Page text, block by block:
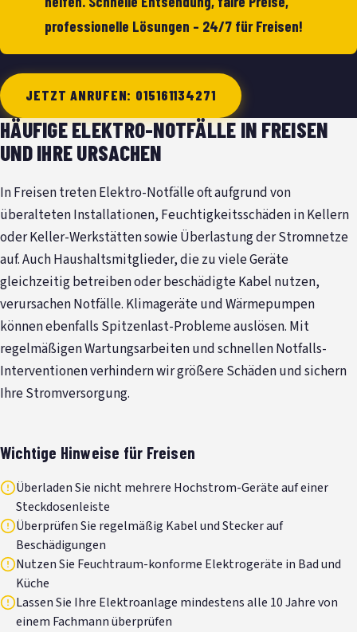
professionelle Lösungen – 24/7 für Freisen!
JETZT ANRUFEN: 015161134271
HÄUFIGE ELEKTRO-NOTFÄLLE IN FREISEN
UND IHRE URSACHEN
In Freisen treten Elektro-Notfälle oft aufgrund von
überalteten Installationen, Feuchtigkeitsschäden in Kellern
oder Keller-Werkstätten sowie Überlastung der Stromnetze
auf. Auch Haushaltsmitglieder, die zu viele Geräte
gleichzeitig betreiben oder beschädigte Kabel nutzen,
verursachen Notfälle. Klimageräte und Wärmepumpen
können ebenfalls Spitzenlast-Probleme auslösen. Mit
regelmäßigen Wartungsarbeiten und schnellen Notfalls-
Interventionen verhindern wir größere Schäden und sichern
Ihre Stromversorgung.
Wichtige Hinweise für Freisen
Überladen Sie nicht mehrere Hochstrom-Geräte auf einer
Steckdosenleiste
Überprüfen Sie regelmäßig Kabel und Stecker auf
Beschädigungen
Nutzen Sie Feuchtraum-konforme Elektrogeräte in Bad und
Küche
Lassen Sie Ihre Elektroanlage mindestens alle 10 Jahre von
einem Fachmann überprüfen